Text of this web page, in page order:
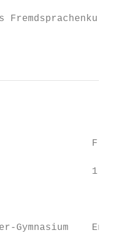
1.
Gymnasium